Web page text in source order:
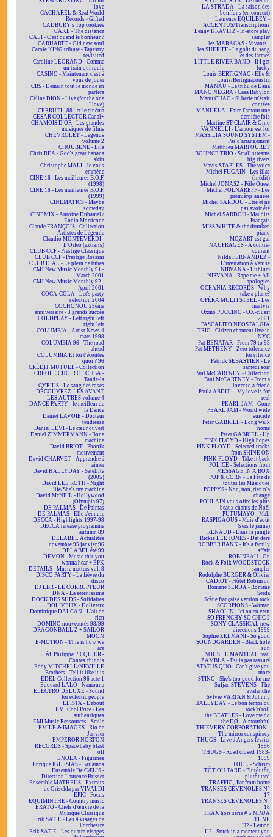
love
CACHAREL & Real World
Records - Gifted
CADBURY's Top cookies
CAKE - The distance
CALI - C'est quand le bonheur ?
CARHARTT - Old new soul
Carole KING tribute - Tapestry
revisited
Caroline LEGRAND - Comme
un train qui roule
CASINO - Maintenant c'est à
vous de jouer
CBS - Demain tout le monde en
parlera
Céline DION - Live (for the one
I love)
CERRUTI 1881 et le cinéma
CESAR COLLECTOR Canal+
CHAMOIS D'OR - Les grandes
musiques de films
CHEVROLET - Legends
volume 2
CHOUBENE - Lila
Chris REA - God's great banana
skin
Christophe MALI - Je vous
emmène
CINÉ 16 - Les meilleures B.O.F.
(1998)
CINÉ 16 - Les meilleures B.O.F.
(1999)
CINEMATICS - Maybe
someday
CINEMIX - Antoine Duhamel /
Ennio Morricone
Claude FRANÇOIS - Collection
Artistes de Légende
Claudio MONTEVERDI -
L'Orfeo (extraits)
CLUB CCF - Prestige Classique
CLUB CCF - Prestige Rossini
CLUB DIAL - Le plein de tubes
CMJ New Music Monthly 91 -
March 2001
CMJ New Music Monthly 92 -
April 2001
COCA-COLA - Let's party
selection 2004
COCHONOU 25ème
anniversaire - 3 grands succès
COLDPLAY - Left right left
right left
COLUMBIA - Artist News 4
mars 1998
COLUMBIA 96 - The road
ahead
COLUMBIA Et toi t'écoutes
quoi ? 96
CRÉDIT MUTUEL - Collection
CRÉOLE CHOIR OF CUBA -
Tande-la
CYRIUS - Le sang des roses
DÉCOUVREZ-LES AVANT
LES AUTRES volume 4
DANCE PARTY - le meilleur de
la Dance
Daniel LAVOIE - Docteur
tendresse
Daniel LEVI - Le cœur ouvert
Daniel ZIMMERMANN - Bone
machine
David BRIOT - Phonik
mouvement
David CHARVET - Apprendre à
aimer
David HALLYDAY - Satellite
(2005)
David LEE ROTH - Night
life/She's my machine
David McNEIL - Hollywood
(Olympia 97)
DE PALMAS - De Palmas
DE PALMAS - Elle s'ennuie
DECCA - Highlights 1997-98
DECCA release programme
autumn 89
DELABEL Actualités
novembre 95 janvier 96
DELABEL été 99
DEMON - Music that you
wanna hear + EPK
DETAILS - Music matters vol. 8
DISCO PARTY - La fièvre du
disco
DJ LBR - LE CORRUPTEUR
DNA - La serenissima
DOCK DES SUDS - Solidaires
DOLIVEUX - Doliveux
Dominique DALCAN - L'air de
rien
DOMINO nouveautés 98/99
DRAGONBALL Z + SAILOR
MOON
E-MOTION - This is how we
are
éd. Philippe PICQUIER -
Contes chinois
Eddy MITCHELL/NEVILLE
Brothers - Tell it like it is
EDEL Collection 96 acte 1
Edouard LALO - Namouna
ELECTRO DELUXE - Sound
for eclectic people
ELISTA - Debout
EMI Cool Price - Les
authentiques
EMI Music Ressources - Smile
EMILE & IMAGES - Rio de
Janvier
EMPEROR NORTON
RECORDS - Space baby blast
off
ENOLA - Figurines
Enrique IGLESIAS - Bailamos
Ensemble De CÆLIS -
Direction Laurence Brisset
Ensemble MATHEUS - Extraits
de Griselda par VIVALDI
EPIC - Focus
EQUIMINTHE - Country music
ERATO - Chefs d'œuvre de la
Musique Classique
Erik SATIE - Les 4 visages de
l'orchestre
Erik SATIE - Les quatre visages
LA STRADA - La saison des
bouffons (en concert)
Laurence EQUILBEY -
ACCENTUS/Transcriptions
Lenny KRAVITZ - In-store play
sampler
les MARACAS - Vivants !
les SHERIFF - Le goût du sang
et des larmes
LITTLE RIVER BAND - If I get
lucky
Louis BERTIGNAC - Elle &
Louis/Bertignacoustic
MANAU - La tribu de Dana
MANO NEGRA - Casa Babylon
Manu CHAO - Si berie m'était
contéee
MANUELA - Faire l'amour une
dernière fois
Martine ST-CLAIR & Gino
VANNELLI - L'amour est loi
MASSILIA SOUND SYSTEM -
Pas d'arrangement
Matthieu MARTOURET
BOUNCE TRIO - Small streams
big rivers
Mavis STAPLES - The voice
Michel FUGAIN - Les lilas
(inédit)
Michel JONASZ - Pôle Ouest
Michel POLNAREFF - Les
premières années
Michel SARDOU - Être et ne
pas avoir été
Michel SARDOU - Maudits
Français
MISS WHITE & the drunken
piano
MOZART est gai
NAUFRAGÉS - À contre-
courant
Nilda FERNANDEZ -
L'invitation à Venise
NIRVANA - Lithium
NIRVANA - Rape me + All
apologies
OCEANIA RECORDS - Why
take a plane?
OPÉRA MULTI STEEL - Les
martyrs
Oxmo PUCCINO - OX-clusif
2001
PASCALITO NEOSTALGIA
TRIO - Citizen chanteur live in
NYC
Pat BENATAR - From 79 to 93
Pat METHENY - Zero tolerance
for silence
Patrick SÉBASTIEN - Le
samedi soir
Paul McCARTNEY - Collection
Paul McCARTNEY - From a
lover to a friend
Paula ABDUL - My love is for
real
PEARL JAM - Gone
PEARL JAM - World wide
suicide
Peter GABRIEL - Long walk
home
Peter GABRIEL - Up
PINK FLOYD - High hopes
PINK FLOYD - Selected tracks
from SHINE ON
PINK FLOYD - Take it back
POLICE - Selections from
MESSAGE IN A BOX
POP & CORN - La Fête de
toutes les Musiques
POPPYS - Non, non, rien n'a
changé
POULAIN vous offre les plus
beaux chants de Noël
PUTUMAYO - Mali
RASPIGAOUS - Mois d'août
(sers le jaune)
RENAUD - Dans la jungle
Rickie LEE JONES - Dat dere
ROBBER BANK - It's a family
affair
ROBINEAU - On
Rock & Folk WOODSTOCK
sampler
Rodolphe BURGER & Olivier
CADIOT - Hôtel Robinson
Romane SERDA - Romane
Serda
Scène française version rock
SCORPIONS - Woman
SHAOLIN - Ici on en veut
SO FRENCHY SO CHIC 2
SONY CLASSICAL new
directions 1999
Sophie ZELMANI - So good
SOUNDGARDEN - Black hole
sun
SOUS LE MANTEAU feat.
ZAMBLA - J'suis pas rassuré
STATUS QUO - Can't give you
more
STING - She's too good for me
Sufjan STEVENS - The
avalanche
Sylvie VARTAN & Johnny
HALLYDAY - Le bon temps du
rock'n'roll
the BEATLES - Love me do
the DØ - A mouthful
THIEVERY CORPORATION -
The mirror conspiracy
THUGS - Live à Angers février
1996
THUGS - Road closed 1983-
1999
TOOL - Schism
TÔT OU TARD - Plutôt tôt,
plutôt tard
TRAFFIC - Far from home
TRANSES CÉVENOLES N°
17
TRANSES CÉVENOLES N°
18
TRAX hors série # 5 NINJA
TUNE
U2 - Lemon
U2 - Stuck in a moment you